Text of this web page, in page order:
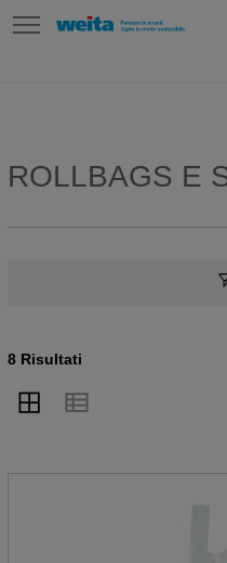
ROLLBAGS E
8 Risultati